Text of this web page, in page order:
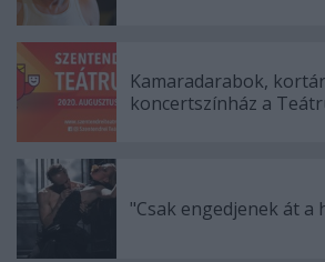
Kamaradarabok,
koncertszínház a
"Csak engedjenek át a